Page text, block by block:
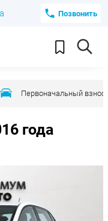
Позвонить
Первоначальный взнос
года